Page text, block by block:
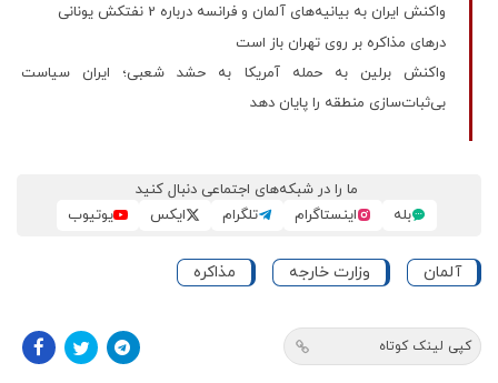
واکنش ایران به بیانیه‌های آلمان و فرانسه درباره 2 نفتکش یونانی
درهای مذاکره بر روی تهران باز است
واکنش برلین به حمله آمریکا به حشد شعبی؛ ایران سیاست
بی‌ثبات‌سازی منطقه را پایان دهد
ما را در شبکه‌های اجتماعی دنبال کنید
بله
اینستاگرام تلگرام ایکس یوتیوب
آلمان وزارت خارجه مذاکره
کپی لینک کوتاه